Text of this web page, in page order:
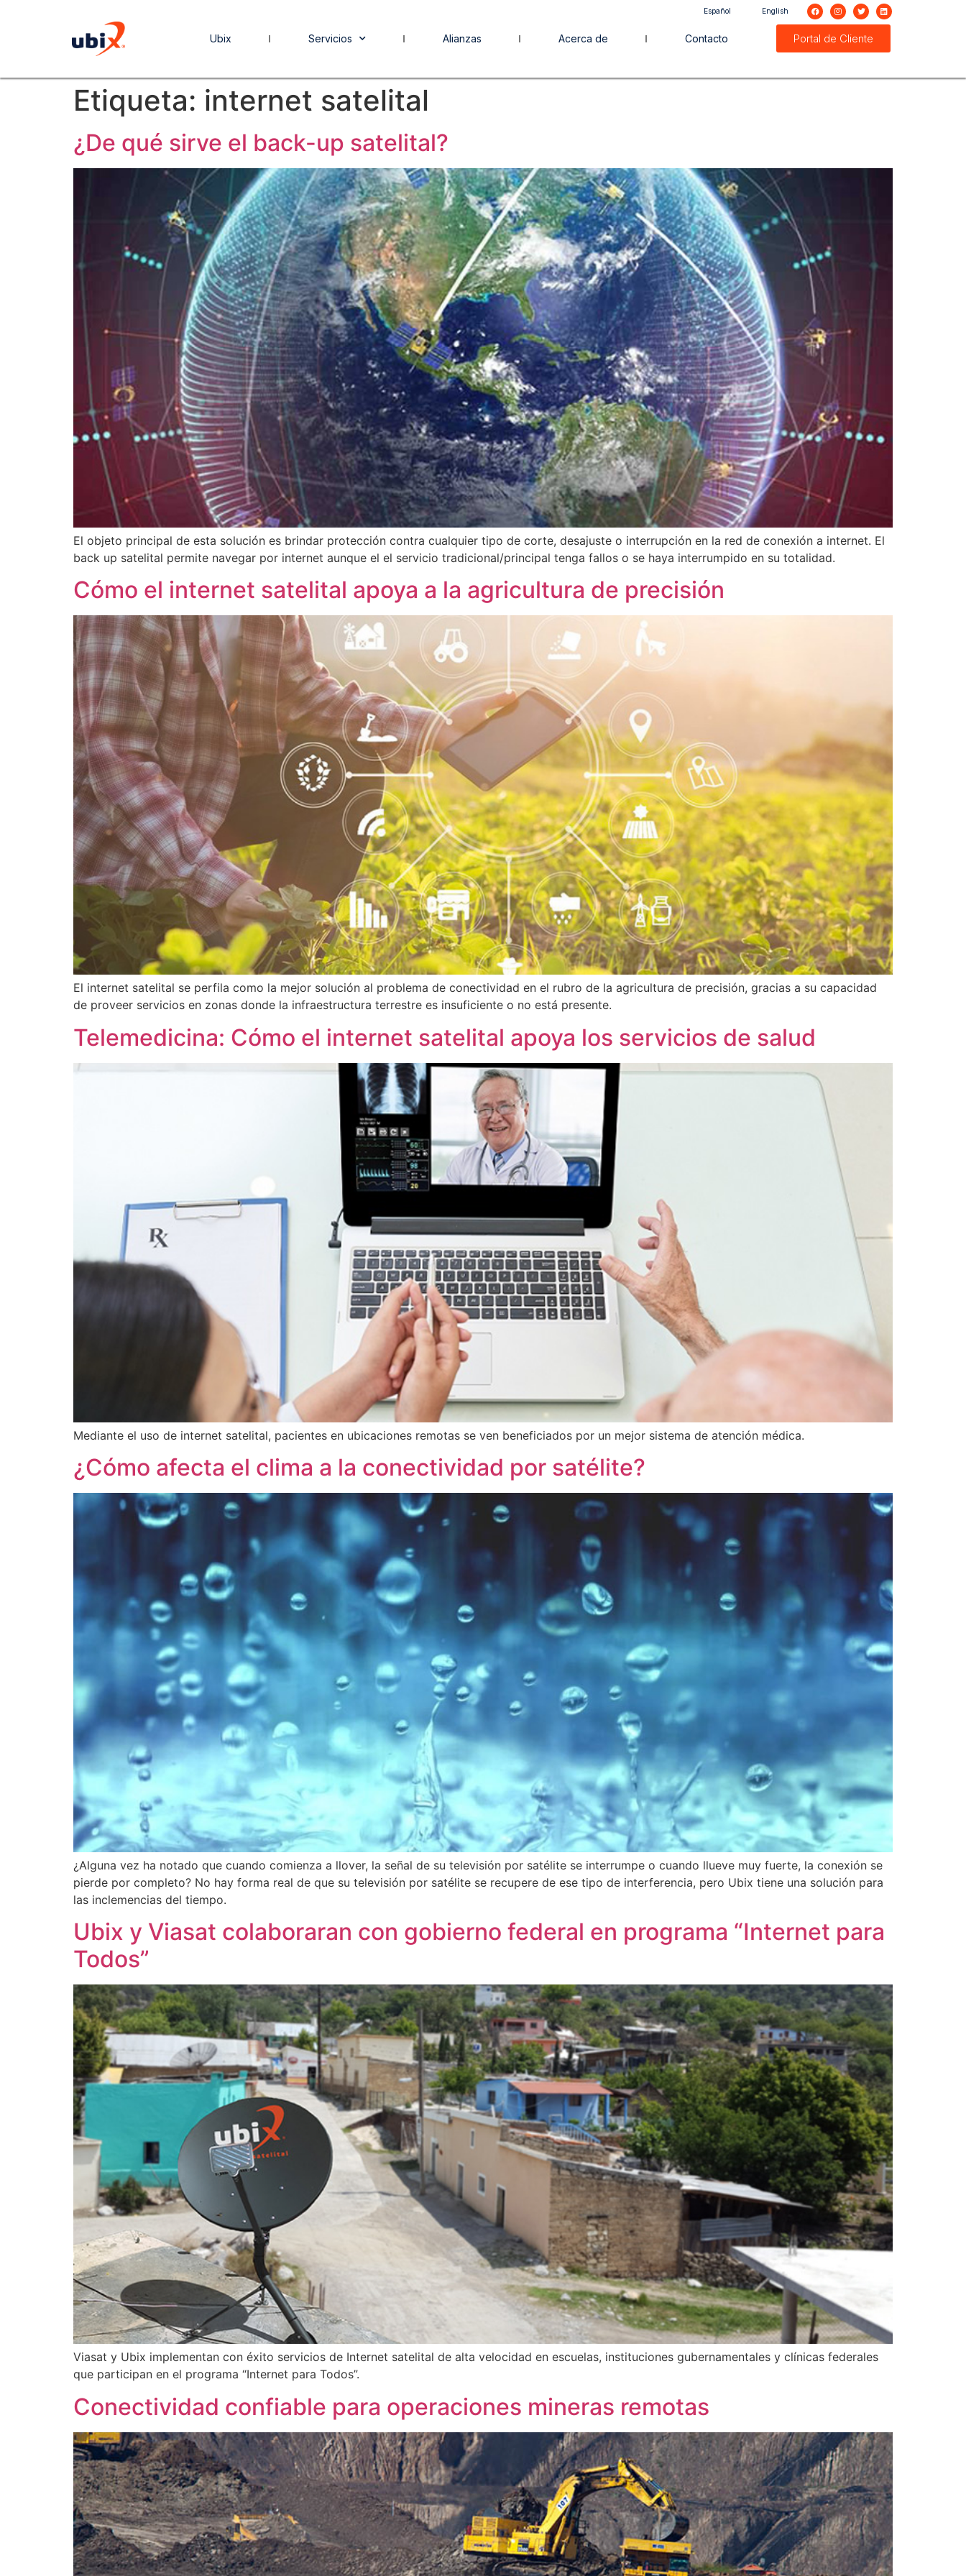
Español English
Ubix Servicios Alianzas Acerca de Contacto Portal de Cliente
Etiqueta: internet satelital
¿De qué sirve el back-up satelital?
El objeto principal de esta solución es brindar protección contra cualquier tipo de corte, desajuste o interrupción en la red de conexión a internet. El
back up satelital permite navegar por internet aunque el el servicio tradicional/principal tenga fallos o se haya interrumpido en su totalidad.
Cómo el internet satelital apoya a la agricultura de precisión
El internet satelital se perfila como la mejor solución al problema de conectividad en el rubro de la agricultura de precisión, gracias a su capacidad
de proveer servicios en zonas donde la infraestructura terrestre es insuficiente o no está presente.
Telemedicina: Cómo el internet satelital apoya los servicios de salud
Mediante el uso de internet satelital, pacientes en ubicaciones remotas se ven beneficiados por un mejor sistema de atención médica.
¿Cómo afecta el clima a la conectividad por satélite?
¿Alguna vez ha notado que cuando comienza a llover, la señal de su televisión por satélite se interrumpe o cuando llueve muy fuerte, la conexión se
pierde por completo? No hay forma real de que su televisión por satélite se recupere de ese tipo de interferencia, pero Ubix tiene una solución para
las inclemencias del tiempo.
Ubix y Viasat colaboraran con gobierno federal en programa “Internet para
Todos”
Viasat y Ubix implementan con éxito servicios de Internet satelital de alta velocidad en escuelas, instituciones gubernamentales y clínicas federales
que participan en el programa “Internet para Todos”.
Conectividad confiable para operaciones mineras remotas